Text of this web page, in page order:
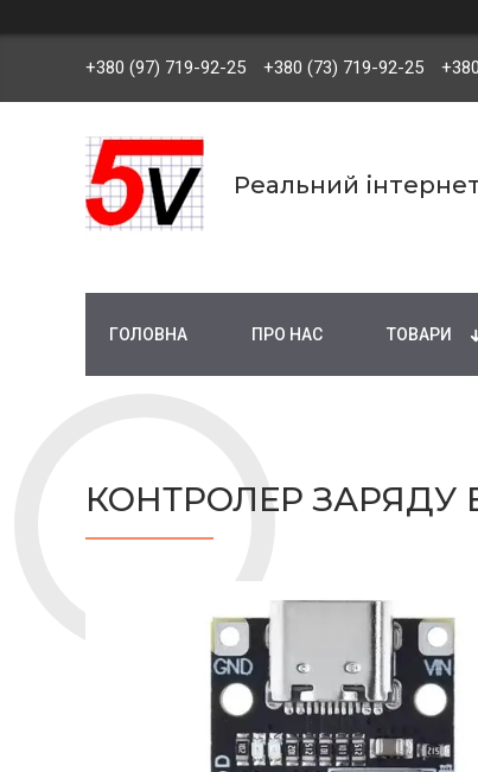
+380 (97) 719-92-25 +380 (73) 719-92-25
Реальний
ГОЛОВНА ПРО НАС ТОВАРИ
КОНТРОЛЕР ЗАРЯДУ